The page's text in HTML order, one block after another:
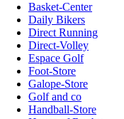
Basket-Center
Daily Bikers
Direct Running
Direct-Volley
Espace Golf
Foot-Store
Galope-Store
Golf and co
Handball-Store